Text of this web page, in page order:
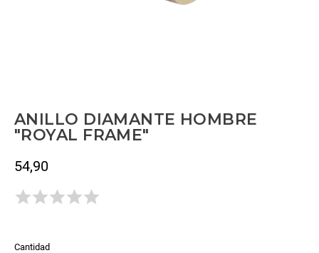
ANILLO DIAMANTE HOMBRE
"ROYAL FRAME"
54,90
Cantidad